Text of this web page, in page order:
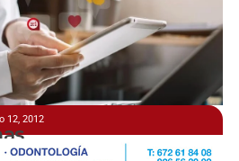
12, 2012